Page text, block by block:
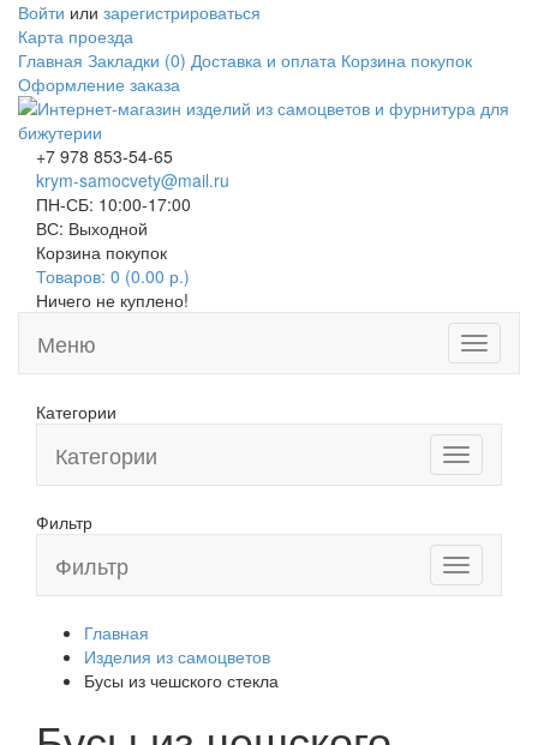
Войти или зарегистрироваться
Карта проезда
Главная Закладки (0) Доставка и оплата Корзина покупок
Оформление заказа
+7 978 853-54-65
krym-samocvety@mail.ru
ПН-СБ: 10:00-17:00
ВС: Выходной
Корзина покупок
Товаров: 0 (0.00 р.)
Ничего не куплено!
Toggle
Меню
Категории
Toggle
navigation
Категории
Фильтр
Toggle
navigation
Фильтр
Главная
Изделия из самоцветов
Бусы из чешского стекла